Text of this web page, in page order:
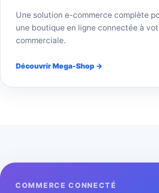
Une solution e-commerce complète
une boutique en ligne connectée à
commerciale.
Découvrir Mega-Shop →
COMMERCE CONNECTÉ